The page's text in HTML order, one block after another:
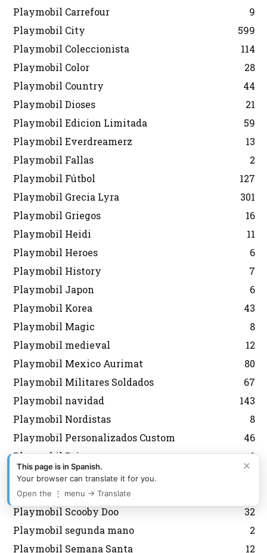
Playmobil Carrefour
9
Playmobil City
599
Playmobil Coleccionista
114
Playmobil Color
28
Playmobil Country
44
Playmobil Dioses
21
Playmobil Edicion Limitada
59
Playmobil Everdreamerz
13
Playmobil Fallas
2
Playmobil Fútbol
127
Playmobil Grecia Lyra
301
Playmobil Griegos
16
Playmobil Heidi
11
Playmobil Heroes
6
Playmobil History
7
Playmobil Japon
6
Playmobil Korea
43
Playmobil Magic
8
Playmobil medieval
12
Playmobil Mexico Aurimat
80
Playmobil Militares Soldados
67
Playmobil navidad
143
Playmobil Nordistas
8
Playmobil Personalizados Custom
46
Playmobil Princess
8
Playmobil Promocionales
Playmobil regreso al futuro
Playmobil Scooby Doo
32
Playmobil segunda mano
2
Playmobil Semana Santa
12
×
This page is in Spanish.
Your browser can translate it for you.
Open the ⋮ menu → Translate